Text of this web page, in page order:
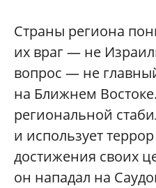
Страны региона
их враг — не
вопрос — не
на Ближнем
региональной
и использует
достижения своих
он нападал на